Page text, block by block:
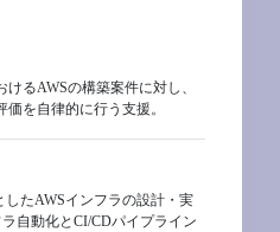
るAWSの構築案件に対し、
を自律的に行う支援。
したAWSインフラの設計・実
自動化とCI/CDパイプライン